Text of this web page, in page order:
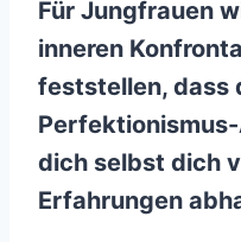
Für Jungfrauen
inneren
feststellen, dass
dich selbst dich
Erfahrungen